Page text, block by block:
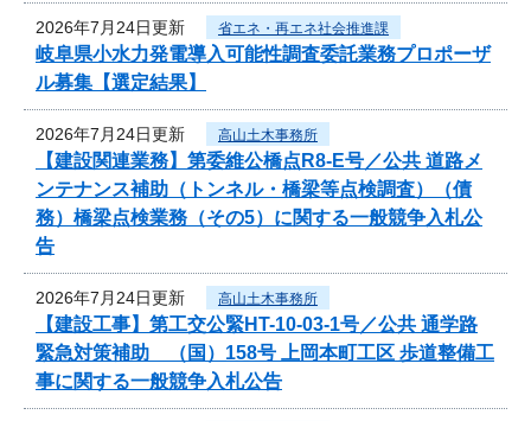
2026年7月24日更新 省エネ・再エネ社会推進課
岐阜県小水力発電導入可能性調査委託業務プロポーザ
ル募集【選定結果】
2026年7月24日更新 高山土木事務所
【建設関連業務】第委維公橋点R8-E号／公共 道路メ
ンテナンス補助（トンネル・橋梁等点検調査）（債
務）橋梁点検業務（その5）に関する一般競争入札公
告
2026年7月24日更新 高山土木事務所
【建設工事】第工交公緊HT-10-03-1号／公共 通学路
緊急対策補助 （国）158号 上岡本町工区 歩道整備工
事に関する一般競争入札公告